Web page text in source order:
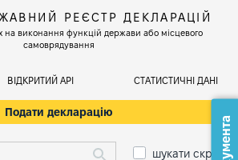
РЕЄСТР ДЕКЛАРАЦІЙ
на виконання функцій держави або місцевого
самоврядування
ВІДКРИТИЙ АРІ СТАТИСТИЧНІ ДАНІ
Подати декларацію
шукати скрізь